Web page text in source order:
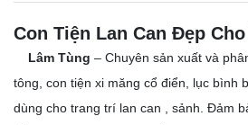
Con Tiện Lan Can Đẹp
Lâm Tùng – Chuyên sản xuất và
tông, con tiện xi măng cổ điển, lục bình
dùng cho trang trí lan can , sảnh. Đảm